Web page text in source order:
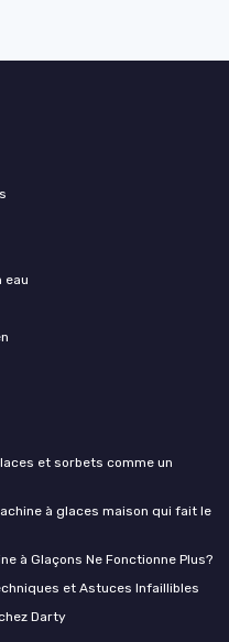
eau
et sorbets comme un
à glaces maison qui fait le
à Glaçons Ne Fonctionne Plus?
et Astuces Infaillibles
Darty